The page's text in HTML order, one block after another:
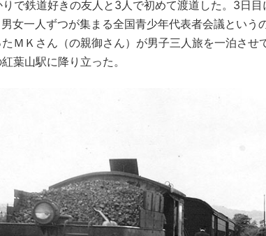
で鉄道好きの友人と3人で初めて渡道した。3日目
女一人ずつが集まる全国青少年代表者会議という
ＭＫさん（の親御さん）が男子三人旅を一泊させ
葉山駅に降り立った。